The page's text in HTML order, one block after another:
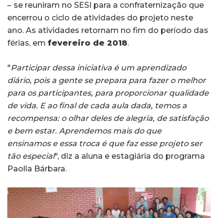
– se reuniram no SESI para a confraternização que
encerrou o ciclo de atividades do projeto neste
ano. As atividades retornam no fim do período das
férias, em fevereiro de 2018.
"Participar dessa iniciativa é um aprendizado
diário, pois a gente se prepara para fazer o melhor
para os participantes, para proporcionar qualidade
de vida. E ao final de cada aula dada, temos a
recompensa: o olhar deles de alegria, de satisfação
e bem estar. Aprendemos mais do que
ensinamos e essa troca é que faz esse projeto ser
tão especial", diz a aluna e estagiária do programa
Paolla Bárbara.